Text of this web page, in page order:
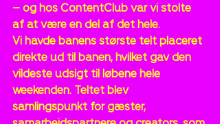
– og hos ContentClub var vi stolte
af at være en del af det hele.
Vi havde banens største telt placeret
direkte ud til banen, hvilket gav den
vildeste udsigt til løbene hele
weekenden. Teltet blev
samlingspunkt for gæster,